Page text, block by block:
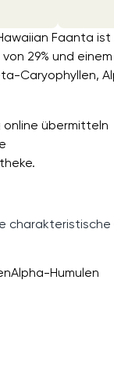
Faanta
29% und
Caryophyllen,
online übermitteln
charakteristische
Alpha-Humulen